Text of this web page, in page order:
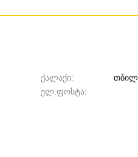
ქალაქი
ელ.ფოსტა